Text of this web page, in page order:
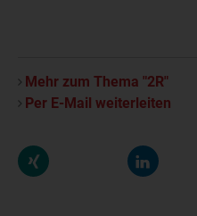
Mehr zum Thema "2R"
Per E-Mail weiterleiten